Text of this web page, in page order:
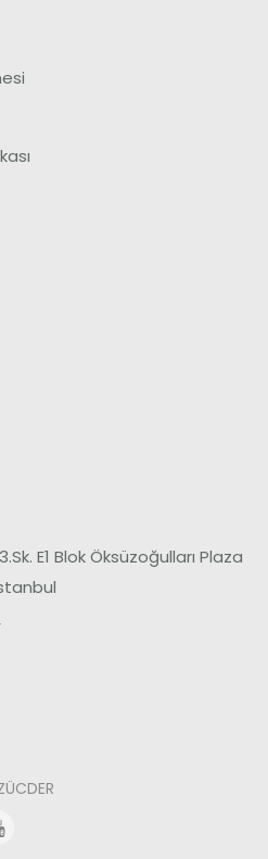
E1 Blok Öksüzoğulları Plaza